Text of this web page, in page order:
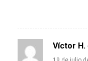
Víctor H.